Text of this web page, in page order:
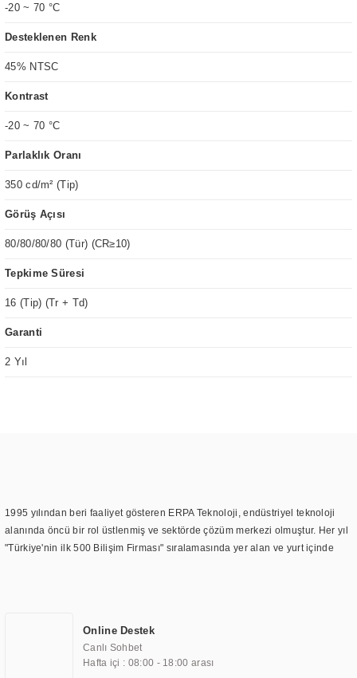
-20 ~ 70 °C
Desteklenen Renk
45% NTSC
Kontrast
-20 ~ 70 °C
Parlaklık Oranı
350 cd/m² (Tip)
Görüş Açısı
80/80/80/80 (Tür) (CR≥10)
Tepkime Süresi
16 (Tip) (Tr + Td)
Garanti
2 Yıl
1995 yılından beri faaliyet gösteren ERPA Teknoloji, endüstriyel teknoloji
alanında öncü bir rol üstlenmiş ve sektörde çözüm merkezi olmuştur. Her yıl
"Türkiye'nin ilk 500 Bilişim Firması" sıralamasında yer alan ve yurt içinde
TOCHI markası altında kendi ürettiği ürünlerde kullanmıştır. Günümüzde
TOCHI; videowall, digital signage, kiosk, totem, akıllı durak ekranı, araç içi
ekran, asansör ekranı, digital menüboard, marin ekran, medikal ekran,
Online Destek
Canlı Sohbet
Hafta içi : 08:00 - 18:00 arası